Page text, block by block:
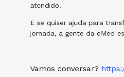
atendido.
E se quiser ajuda para
jornada, a gente da eMed
Vamos conversar?